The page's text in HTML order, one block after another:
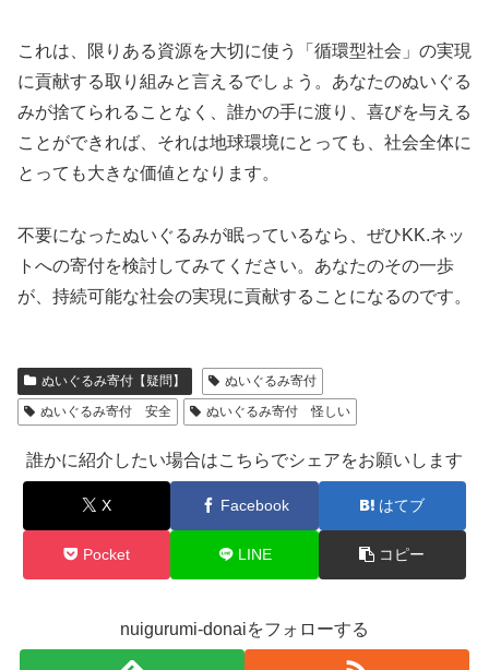
これは、限りある資源を大切に使う「循環型社会」の実現
に貢献する取り組みと言えるでしょう。あなたのぬいぐる
みが捨てられることなく、誰かの手に渡り、喜びを与える
ことができれば、それは地球環境にとっても、社会全体に
とっても大きな価値となります。
不要になったぬいぐるみが眠っているなら、ぜひKK.ネッ
トへの寄付を検討してみてください。あなたのその一歩
が、持続可能な社会の実現に貢献することになるのです。
ぬいぐるみ寄付【疑問】
ぬいぐるみ寄付
ぬいぐるみ寄付 安全
ぬいぐるみ寄付 怪しい
誰かに紹介したい場合はこちらでシェアをお願いします
X Facebook はてブ
Pocket LINE コピー
nuigurumi-donaiをフォローする